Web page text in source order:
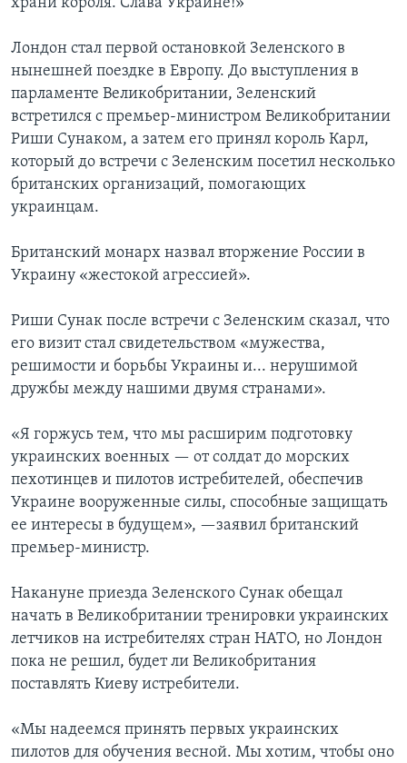
храни короля. Слава Украине!»
Лондон стал первой остановкой Зеленского в
нынешней поездке в Европу. До выступления в
парламенте Великобритании, Зеленский
встретился с премьер-министром Великобритании
Риши Сунаком, а затем его принял король Карл,
который до встречи с Зеленским посетил несколько
британских организаций, помогающих
украинцам.
Британский монарх назвал вторжение России в
Украину «жестокой агрессией».
Риши Сунак после встречи с Зеленским сказал, что
его визит стал свидетельством «мужества,
решимости и борьбы Украины и... нерушимой
дружбы между нашими двумя странами».
«Я горжусь тем, что мы расширим подготовку
украинских военных — от солдат до морских
пехотинцев и пилотов истребителей, обеспечив
Украине вооруженные силы, способные защищать
ее интересы в будущем», —заявил британский
премьер-министр.
Накануне приезда Зеленского Сунак обещал
начать в Великобритании тренировки украинских
летчиков на истребителях стран НАТО, но Лондон
пока не решил, будет ли Великобритания
поставлять Киеву истребители.
«Мы надеемся принять первых украинских
пилотов для обучения весной. Мы хотим, чтобы оно